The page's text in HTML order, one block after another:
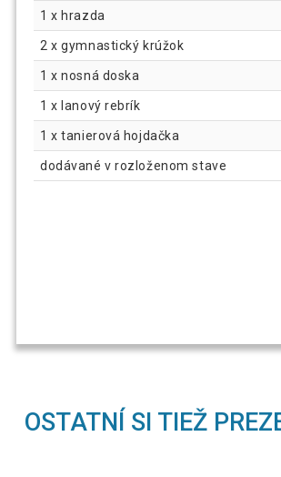
1 x hrazda
2 x gymnastický krúžok
1 x nosná doska
1 x lanový rebrík
1 x tanierová hojdačka
dodávané v rozloženom stave
OSTATNÍ SI TIEŽ